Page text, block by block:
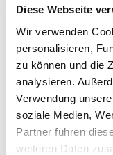
Diese Webseite
Wir verwenden
personalisieren,
zu können und die
analysieren.
Verwendung
soziale Medien,
Partner führen
weiteren Daten
Der Service ist für
dadurch die bei
Portokosten.